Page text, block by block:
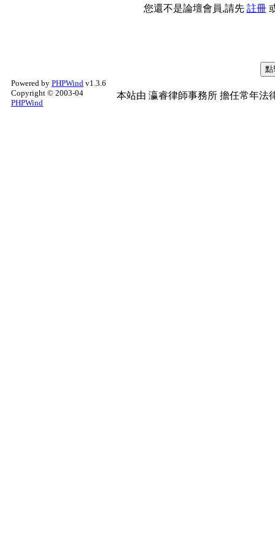
您還不是論壇會員,請先 註冊
Powered by PHPWind v1.3.6
Copyright © 2003-04
PHPWind
本站由 瀛睿律師事務所 擔任常年法